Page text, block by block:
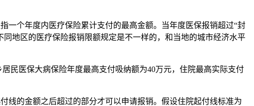
一个年度内医疗保险累计支付的最高金额。当年度医保报销超过“封
地区的医疗保险报销限额规定是不一样的，和当地的城市经济水平
民医保大病保险年度最高支付吸纳额为40万元，住院最高实际支付
线的金额之后超过的部分才可以申请报销。假设住院起付线标准为